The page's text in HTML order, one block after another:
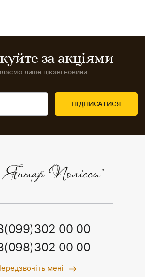
за акціями
лише цікаві новини
00 00
00 00
Передзвоніть мені